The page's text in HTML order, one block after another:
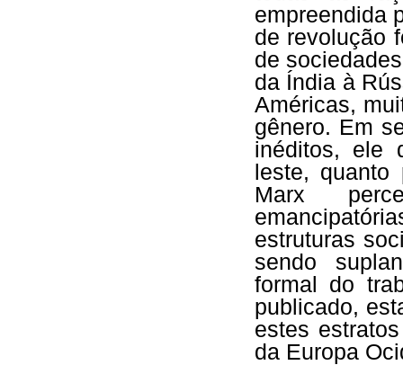
empreendida
de revolução
de
da Índia à
Américas,
gênero. Em
inéditos, ele
leste,
Marx
estruturas
sendo
formal do
publicado,
estes
da Europa